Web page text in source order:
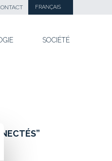
FRANÇAIS
SOCIÉTÉ